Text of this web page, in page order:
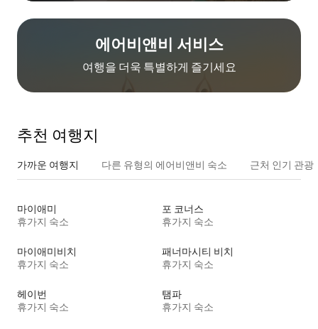
에어비앤비 서비스
여행을 더욱 특별하게 즐기세요
추천 여행지
가까운 여행지 다른 유형의 에어비앤비 숙소 근처 인기 관광
마이애미
휴가지 숙소
포 코너스
휴가지 숙소
마이애미비치
휴가지 숙소
패너마시티 비치
휴가지 숙소
헤이번
휴가지 숙소
탬파
휴가지 숙소